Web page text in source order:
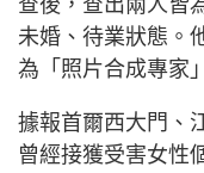
未婚、待業狀態。
為「照片合成專家
據報首爾西大門、
曾經接獲受害女性